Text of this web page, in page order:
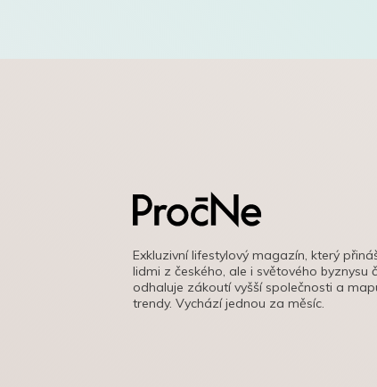
Exkluzivní lifestylový magazín, který
lidmi z českého, ale i světového byznysu
odhaluje zákoutí vyšší společnosti a
trendy. Vychází jednou za měsíc.